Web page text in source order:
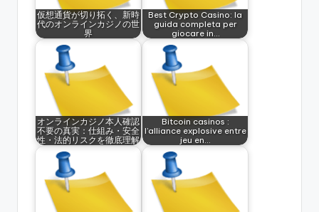
仮想通貨が切り拓く、新時
代のオンラインカジノの世
界
Best Crypto Casino: la
guida completa per
giocare in…
オンラインカジノ本人確認
不要の真実：仕組み・安全
性・法的リスクを徹底理解
Bitcoin casinos :
l’alliance explosive entre
jeu en…